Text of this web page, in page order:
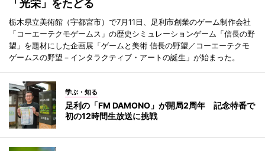
「光栄」をたどる
栃木県立美術館（宇都宮市）で7月11日、足利市創業のゲーム制作会社
「コーエーテクモゲームス」の歴史シミュレーションゲーム「信長の野
望」を題材にした企画展「ゲームと美術 信長の野望／コーエーテクモ
ゲームスの野望－インタラクティブ・アートの誕生」が始まった。
学ぶ・知る
足利の「FM DAMONO」が開局2周年 記念特番で
初の12時間生放送に挑戦